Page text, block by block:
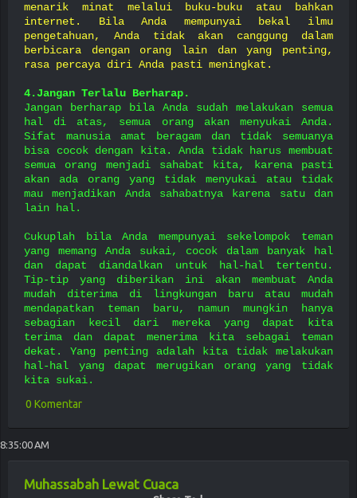
menarik minat melalui buku-buku atau bahkan
internet. Bila Anda mempunyai bekal ilmu
pengetahuan, Anda tidak akan canggung dalam
berbicara dengan orang lain dan yang penting,
rasa percaya diri Anda pasti meningkat.
4.Jangan Terlalu Berharap.
Jangan berharap bila Anda sudah melakukan semua
hal di atas, semua orang akan menyukai Anda.
Sifat manusia amat beragam dan tidak semuanya
bisa cocok dengan kita. Anda tidak harus membuat
semua orang menjadi sahabat kita, karena pasti
akan ada orang yang tidak menyukai atau tidak
mau menjadikan Anda sahabatnya karena satu dan
lain hal.
Cukuplah bila Anda mempunyai sekelompok teman
yang memang Anda sukai, cocok dalam banyak hal
dan dapat diandalkan untuk hal-hal tertentu.
Tip-tip yang diberikan ini akan membuat Anda
mudah diterima di lingkungan baru atau mudah
mendapatkan teman baru, namun mungkin hanya
sebagian kecil dari mereka yang dapat kita
terima dan dapat menerima kita sebagai teman
dekat. Yang penting adalah kita tidak melakukan
hal-hal yang dapat merugikan orang yang tidak
kita sukai.
0 Komentar
8:35:00 AM
Muhassabah Lewat Cuaca